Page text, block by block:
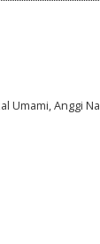
Umami, Anggi